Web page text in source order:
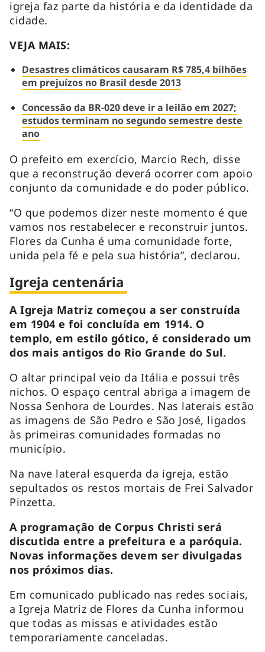
igreja faz parte da história e da identidade da
cidade.
VEJA MAIS:
Desastres climáticos causaram R$ 785,4 bilhões
em prejuízos no Brasil desde 2013
Concessão da BR-020 deve ir a leilão em 2027;
estudos terminam no segundo semestre deste
ano
O prefeito em exercício, Marcio Rech, disse
que a reconstrução deverá ocorrer com apoio
conjunto da comunidade e do poder público.
“O que podemos dizer neste momento é que
vamos nos restabelecer e reconstruir juntos.
Flores da Cunha é uma comunidade forte,
unida pela fé e pela sua história”, declarou.
Igreja centenária
A Igreja Matriz começou a ser construída
em 1904 e foi concluída em 1914. O
templo, em estilo gótico, é considerado um
dos mais antigos do Rio Grande do Sul.
O altar principal veio da Itália e possui três
nichos. O espaço central abriga a imagem de
Nossa Senhora de Lourdes. Nas laterais estão
as imagens de São Pedro e São José, ligados
às primeiras comunidades formadas no
município.
Na nave lateral esquerda da igreja, estão
sepultados os restos mortais de Frei Salvador
Pinzetta.
A programação de Corpus Christi será
discutida entre a prefeitura e a paróquia.
Novas informações devem ser divulgadas
nos próximos dias.
Em comunicado publicado nas redes sociais,
a Igreja Matriz de Flores da Cunha informou
que todas as missas e atividades estão
temporariamente canceladas.